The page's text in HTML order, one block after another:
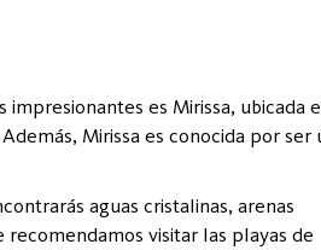
es Mirissa, ubicada
Mirissa es conocida por ser
aguas cristalinas, arenas
visitar las playas de